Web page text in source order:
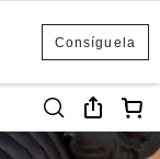
Consíguela